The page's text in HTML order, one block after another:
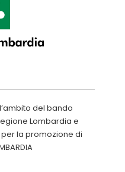
del bando
Lombardia e
la promozione di